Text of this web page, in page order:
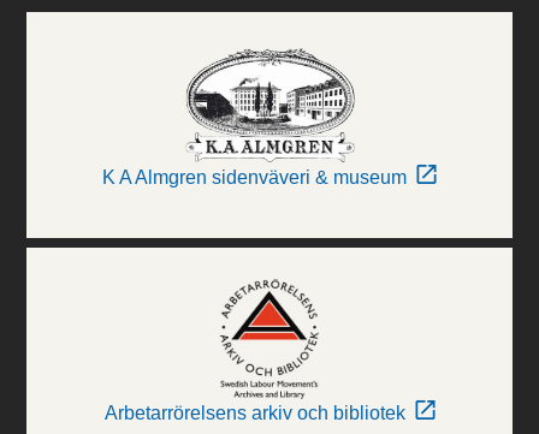
K A Almgren sidenväveri & museum
Arbetarrörelsens arkiv och bibliotek